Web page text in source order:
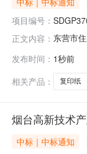
项目编号：
正文内容： 东营市
新彩商
发布时间： 1秒前
相关产品：
复印纸
烟台高新技术
中标｜中标通知